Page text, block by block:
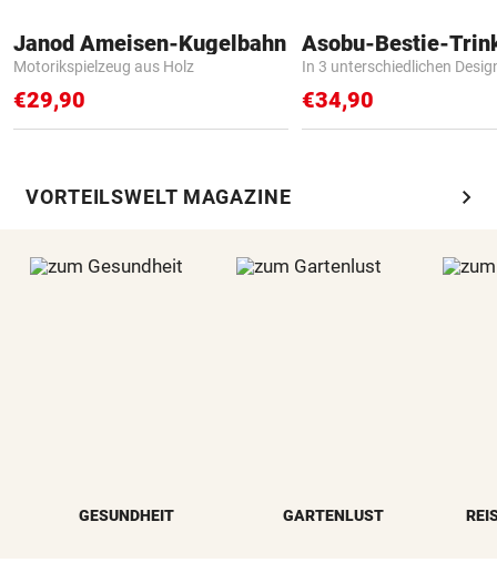
Janod Ameisen-Kugelbahn
Motorikspielzeug aus Holz
€29,90
Asobu-Bestie-
In 3 unterschiedlichen
€34,90
VORTEILSWELT MAGAZINE chevron_right
GESUNDHEIT GARTENLUST